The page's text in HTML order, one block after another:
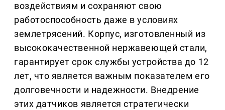
воздействиям и сохраняют свою
работоспособность даже в условиях
землетрясений. Корпус, изготовленный из
высококачественной нержавеющей стали,
гарантирует срок службы устройства до 12
лет, что является важным показателем его
долговечности и надежности. Внедрение
этих датчиков является стратегически